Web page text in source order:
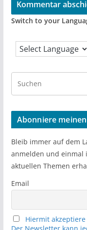
Switch to your
r
c
h
Abonniere
Bleib immer auf dem
anmelden und einmal
aktuellen Themen
Email
Hiermit